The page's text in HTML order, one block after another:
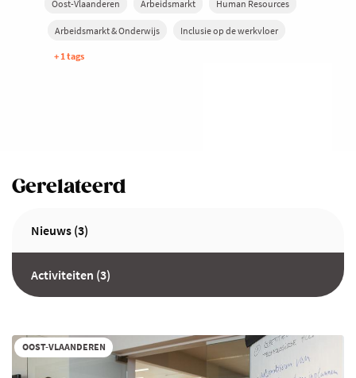
Oost-Vlaanderen Arbeidsmarkt Human Resources
Arbeidsmarkt & Onderwijs Inclusie op de werkvloer
+ 1 tags
Gerelateerd
Nieuws (3)
Activiteiten (3)
OOST-VLAANDEREN